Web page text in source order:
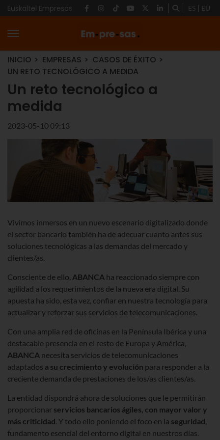
Euskaltel Empresas ES EU
INICIO EMPRESAS
CASOS DE ÉXITO
UN RETO TECNOLÓGICO A MEDIDA
Un reto tecnológico a
medida
2023-05-10 09:13
Vivimos inmersos en un nuevo escenario digitalizado donde
el sector bancario también ha de adecuar cuanto antes sus
soluciones tecnológicas a las demandas del mercado y
clientes/as.
Consciente de ello, ABANCA ha reaccionado siempre con
agilidad a los requerimientos de la nueva era digital. Su
apuesta ha sido, esta vez, confiar en nuestra tecnología para
actualizar y reforzar sus servicios de telecomunicaciones.
Con una amplia red de oficinas en la Península Ibérica y una
destacable presencia en el resto de Europa y América,
ABANCA necesita servicios de telecomunicaciones
adaptados a su crecimiento y evolución para responder a la
creciente demanda de prestaciones de los/as clientes/as.
La entidad dispondrá ahora de soluciones que le permitirán
proporcionar servicios bancarios ágiles, con mayor valor y
más criticidad. Y todo ello poniendo el foco en la seguridad,
fundamento esencial del entorno digital en nuestros días.